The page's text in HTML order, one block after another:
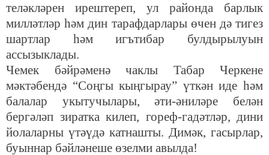
теләкләрен ирештереп, ул районда барлык
милләтләр һәм дин тарафдарлары өчен дә тигез
шартлар һәм игътибар булдырылуын
ассызыклады.
Чемек бәйрәменә чаклы Табар Черкене
мәктәбендә “Соңгы кыңгырау” үткән иде һәм
балалар укытучылары, әти-әниләре белән
бергәләп зиратка килеп, гореф-гадәтләр, дини
йолаларны үтәүдә катнашты. Димәк, гасырлар,
буыннар бәйләнеше өзелми авылда!